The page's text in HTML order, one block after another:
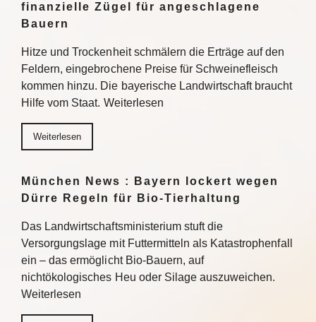
finanzielle Zügel für angeschlagene
Bauern
Hitze und Trockenheit schmälern die Erträge auf den
Feldern, eingebrochene Preise für Schweinefleisch
kommen hinzu. Die bayerische Landwirtschaft braucht
Hilfe vom Staat. Weiterlesen
Weiterlesen
München News : Bayern lockert wegen
Dürre Regeln für Bio-Tierhaltung
Das Landwirtschaftsministerium stuft die
Versorgungslage mit Futtermitteln als Katastrophenfall
ein – das ermöglicht Bio-Bauern, auf
nichtökologisches Heu oder Silage auszuweichen.
Weiterlesen